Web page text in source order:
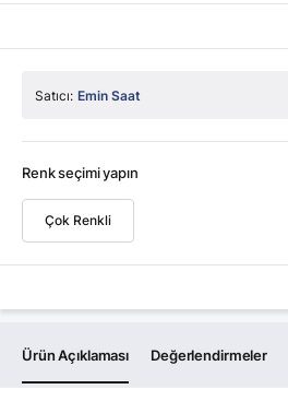
Satıcı: Emin Saat
Renk seçimi yapın
Çok Renkli
Ürün Açıklaması Değerlendirmeler